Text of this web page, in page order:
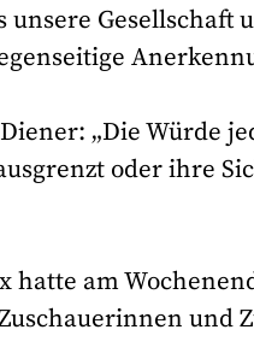
Gesellschaft
„Die Würde
oder ihre
hatte am
und